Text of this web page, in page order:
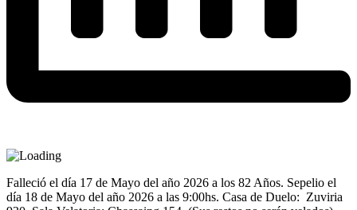
Falleció el día 17 de Mayo del año 2026 a los 82 Años. Sepelio el
día 18 de Mayo del año 2026 a las 9:00hs. Casa de Duelo: Zuviria